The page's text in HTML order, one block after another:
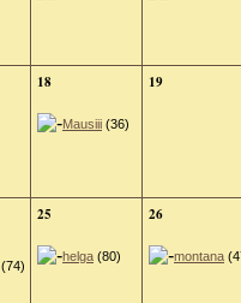
18
Mausiii (36)
19
(74)
25
helga (80)
26
montana